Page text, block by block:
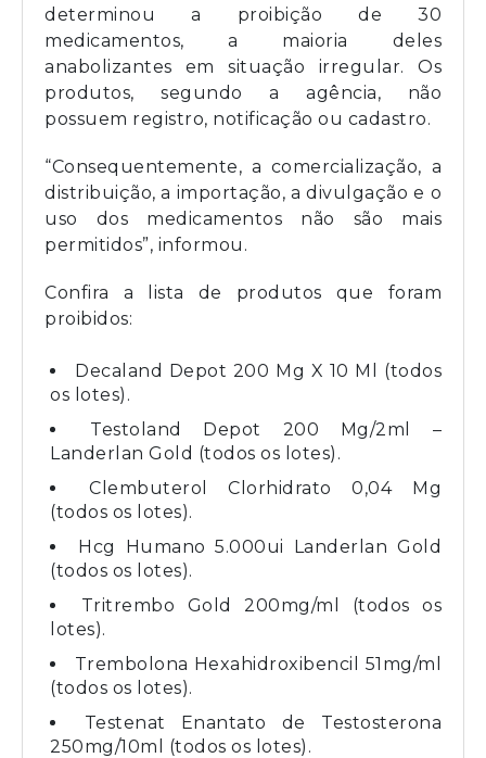
determinou a proibição de 30
medicamentos, a maioria deles
anabolizantes em situação irregular. Os
produtos, segundo a agência, não
possuem registro, notificação ou cadastro.
“Consequentemente, a comercialização, a
distribuição, a importação, a divulgação e o
uso dos medicamentos não são mais
permitidos”, informou.
Confira a lista de produtos que foram
proibidos:
Decaland Depot 200 Mg X 10 Ml (todos
os lotes).
Testoland Depot 200 Mg/2ml –
Landerlan Gold (todos os lotes).
Clembuterol Clorhidrato 0,04 Mg
(todos os lotes).
Hcg Humano 5.000ui Landerlan Gold
(todos os lotes).
Tritrembo Gold 200mg/ml (todos os
lotes).
Trembolona Hexahidroxibencil 51mg/ml
(todos os lotes).
Testenat Enantato de Testosterona
250mg/10ml (todos os lotes).